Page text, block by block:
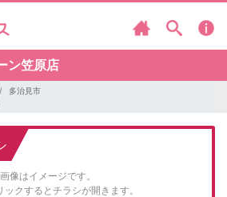
ン笠原店
多治見市
画像はイメージです。
ックするとチラシが開きます。